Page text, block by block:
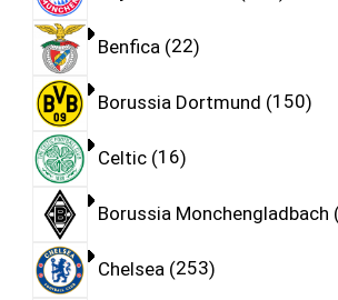
Benfica 22
Borussia Dortmund 150
Celtic 16
Borussia Monchengladbach
Chelsea 253